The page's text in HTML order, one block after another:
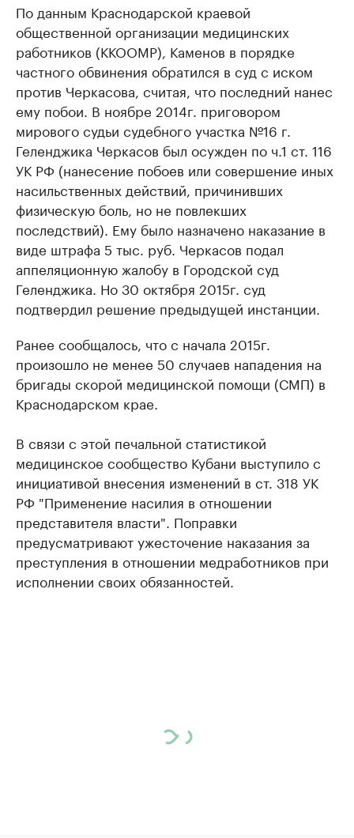
По данным Краснодарской краевой
общественной организации медицинских
работников (ККООМР), Каменов в порядке
частного обвинения обратился в суд с иском
против Черкасова, считая, что последний нанес
ему побои. В ноябре 2014г. приговором
мирового судьи судебного участка №16 г.
Геленджика Черкасов был осужден по ч.1 ст. 116
УК РФ (нанесение побоев или совершение иных
насильственных действий, причинивших
физическую боль, но не повлекших
последствий). Ему было назначено наказание в
виде штрафа 5 тыс. руб. Черкасов подал
аппеляционную жалобу в Городской суд
Геленджика. Но 30 октября 2015г. суд
подтвердил решение предыдущей инстанции.
Ранее сообщалось, что с начала 2015г.
произошло не менее 50 случаев нападения на
бригады скорой медицинской помощи (СМП) в
Краснодарском крае.
В связи с этой печальной статистикой
медицинское сообщество Кубани выступило с
инициативой внесения изменений в ст. 318 УК
РФ "Применение насилия в отношении
представителя власти". Поправки
предусматривают ужесточение наказания за
преступления в отношении медработников при
исполнении своих обязанностей.